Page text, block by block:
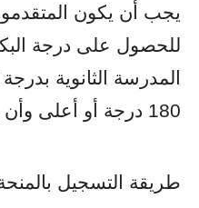
يجب أن يكون
للحصول على درجة
المدرسة الثانوية بدرجة
180 درجة أو أعلى وأن يكونوا أقل من 25 عامًا.
طريقة التسجيل